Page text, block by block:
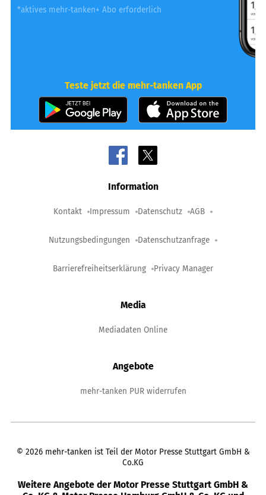
*aktives mehr-tanken+ Abo erforderlich
Teste jetzt die mehr-tanken App
Information
Kontakt Impressum Datenschutz AGB
Nutzungsbedingungen Datenschutzanfrage
Barrierefreiheitserklärung Privacy Manager
Media
Mediadaten Online
Angebote
mehr-tanken PUR widerrufen
© 2026 mehr-tanken ist Teil der Motor Presse Stuttgart GmbH &
Co.KG
Weitere Angebote der Motor Presse Stuttgart GmbH &